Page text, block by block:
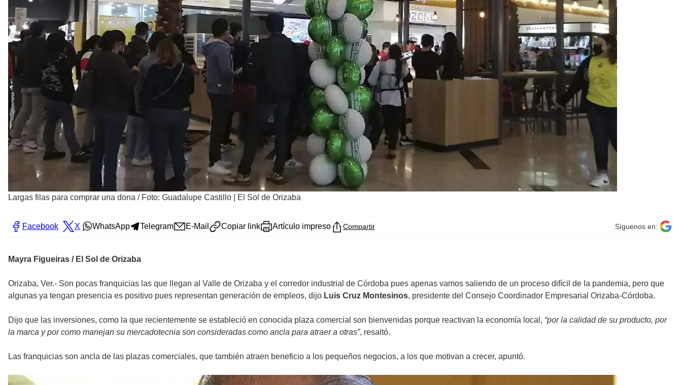
Largas filas para comprar una dona / Foto: Guadalupe Castillo | El Sol de Orizaba
Facebook X WhatsApp Telegram E-Mail Copiar link Artículo impreso Compartir Síguenos en:
Mayra Figueiras / El Sol de Orizaba
Orizaba, Ver.- Son pocas franquicias las que llegan al Valle de Orizaba y el corredor industrial de Córdoba pues apenas vamos saliendo de un proceso difícil de la pandemia, pero que
algunas ya tengan presencia es positivo pues representan generación de empleos, dijo Luis Cruz Montesinos, presidente del Consejo Coordinador Empresarial Orizaba-Córdoba.
Dijo que las inversiones, como la que recientemente se estableció en conocida plaza comercial son bienvenidas porque reactivan la economía local, “por la calidad de su producto, por
la marca y por como manejan su mercadotecnia son consideradas como ancla para atraer a otras”, resaltó.
Las franquicias son ancla de las plazas comerciales, que también atraen beneficio a los pequeños negocios, a los que motivan a crecer, apuntó.